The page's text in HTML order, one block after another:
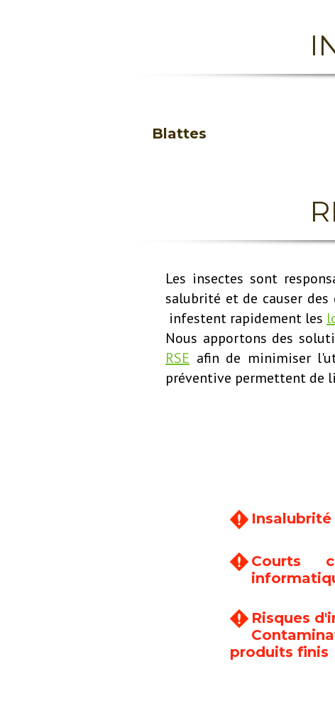
Blattes
Les insectes sont
salubrité et de causer
infestent rapidement les
Nous apportons des
RSE afin de minimiser
préventive permettent de
Courts
Risques
produits finis